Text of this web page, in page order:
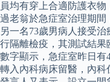
員均有穿上合適防護衣
過老翁於急症室治理期
另一名73歲男病人接受
行隔離檢疫，其測試結
數字顯示，急症室昨日有
轉入內科病床留醫，內科